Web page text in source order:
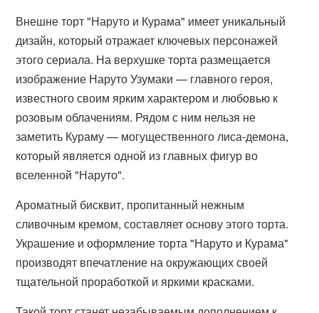
Внешне торт "Наруто и Курама" имеет уникальный
дизайн, который отражает ключевых персонажей
этого сериала. На верхушке торта размещается
изображение Наруто Узумаки — главного героя,
известного своим ярким характером и любовью к
розовым облачениям. Рядом с ним нельзя не
заметить Кураму — могущественного лиса-демона,
который является одной из главных фигур во
вселенной "Наруто".
Ароматный бисквит, пропитанный нежным
сливочным кремом, составляет основу этого торта.
Украшение и оформление торта "Наруто и Курама"
производят впечатление на окружающих своей
тщательной проработкой и яркими красками.